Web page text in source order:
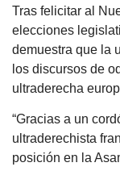
Tras felicitar al
elecciones
demuestra que la
los discursos de
ultraderecha
“Gracias a un
ultraderechista
posición en la